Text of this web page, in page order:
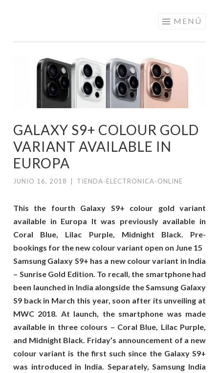
PRECIOS DE
ANDORRA
MENÚ
GALAXY S9+ COLOUR GOLD
VARIANT AVAILABLE IN
EUROPA
JUNIO 16, 2018 TIENDA-ELECTRONICA-ONLINE
This the fourth Galaxy S9+ colour gold variant
available in Europa It was previously available in
Coral Blue, Lilac Purple, Midnight Black. Pre-
bookings for the new colour variant open on June 15
Samsung Galaxy S9+ has a new colour variant in India
– Sunrise Gold Edition. To recall, the smartphone had
been launched in India alongside the Samsung Galaxy
S9 back in March this year, soon after its unveiling at
MWC 2018. At launch, the smartphone was made
available in three colours – Coral Blue, Lilac Purple,
and Midnight Black. Friday’s announcement of a new
colour variant is the first such since the Galaxy S9+
was introduced in India. Separately, Samsung India